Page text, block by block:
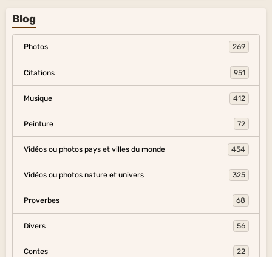
Blog
Photos 269
Citations 951
Musique 412
Peinture 72
Vidéos ou photos pays et villes du monde 454
Vidéos ou photos nature et univers 325
Proverbes 68
Divers 56
Contes 22